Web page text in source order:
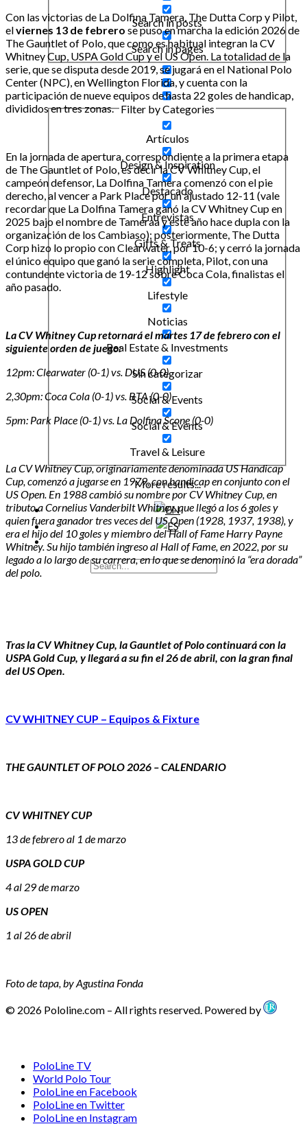
Search in posts
Search in pages
Filter by Categories
Artículos
Design & Inspiration
Destacado
Entrevistas
Gifts & Treats
Highlight
Lifestyle
Noticias
Real Estate & Investments
Sin categorizar
Social & Events
Social & Events
Travel & Leisure
More results...
Con las victorias de La Dolfina Tamera, The Dutta Corp y Pilot,
elviernes 13 de febrero se puso en marcha la edición 2026 de
The Gauntlet of Polo, que como es habitual integran la CV
Whitney Cup, USPA Gold Cup y el US Open. La totalidad de la
serie, que se disputa desde 2019, se jugará en el National Polo
Center (NPC), en Wellington Florida, y cuenta con la
participación de nueve equipos de hasta 22 goles de handicap,
divididos en tres zonas.
En la jornada de apertura, correspondiente a la primera etapa
de The Gauntlet of Polo, es decir la CV Whitney Cup, el
campeón defensor, La Dolfina Tamera comenzó con el pie
derecho, al vencer a Park Place por un ajustado 12-11 (vale
recordar que La Dolfina Tamera ganó la CV Whitney Cup en
2025 bajo el nombre de Tameraa y este año hace dupla con la
organización de los Cambiaso); posteriormente, The Dutta
Corp hizo lo propio con Clearwater, por 10-6; y cerró la jornada
el único equipo que ganó la serie completa, Pilot, con una
contundente victoria de 19-12 sobre Coca Cola, finalistas el
año pasado.
La CV Whitney Cup retornará el martes 17 de febrero con el
siguiente orden de juego:
12pm: Clearwater (0-1) vs. DUS (0-0)
2,30pm: Coca Cola (0-1) vs. BTA (0-0)
5pm: Park Place (0-1) vs. La Dolfina Scone (0-0)
La CV Whitney Cup, originariamente denominada US Handicap
Cup, comenzó a jugarse en 1979, con handicap en conjunto con el
US Open. En 1988 cambió su nombre por CV Whitney Cup, en
tributo a Cornelius Vanderbilt Whitney, que llegó a los 6 goles y
quien fuera ganador tres veces del US Open (1928, 1937, 1938), y
era el hijo del 10 goles y miembro del Hall of Fame Harry Payne
Whitney. Su hijo también ingreso al Hall of Fame, en 2022, por su
legado a lo largo de su carrera, en lo que se denominó la “era dorada”
del polo.
Tras la CV Whitney Cup, la Gauntlet of Polo continuará con la
USPA Gold Cup, y llegará a su fin el 26 de abril, con la gran final
del US Open.
CV WHITNEY CUP – Equipos & Fixture
THE GAUNTLET OF POLO 2026 – CALENDARIO
CV WHITNEY CUP
13 de febrero al 1 de marzo
USPA GOLD CUP
4 al 29 de marzo
US OPEN
1 al 26 de abril
Foto de tapa, by Agustina Fonda
© 2026 Pololine.com – All rights reserved. Powered by
PoloLine TV
World Polo Tour
PoloLine en Facebook
PoloLine en Twitter
PoloLine en Instagram